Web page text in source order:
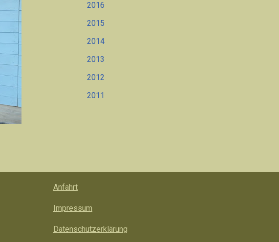
2016
2015
2014
2013
2012
2011
Anfahrt
Impressum
Datenschutzerklärung